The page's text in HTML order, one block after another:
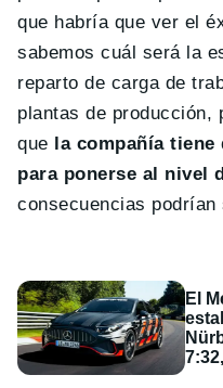
que habría que ver el
sabemos cuál será la
reparto de carga de
plantas de producción,
que la compañía tiene
para ponerse al nivel
consecuencias
El